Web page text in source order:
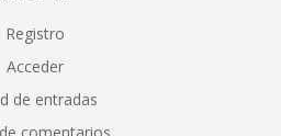
Registro
Acceder
de entradas